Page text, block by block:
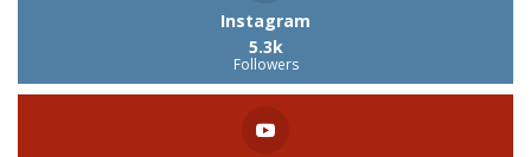
Instagram
5.3k
Followers